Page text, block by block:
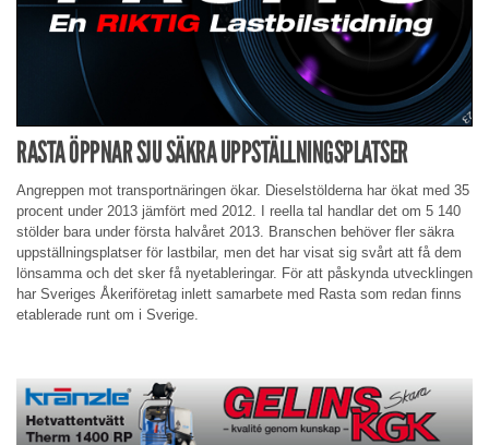
RASTA ÖPPNAR SJU SÄKRA UPPSTÄLLNINGSPLATSER
Angreppen mot transportnäringen ökar. Dieselstölderna har ökat med 35
procent under 2013 jämfört med 2012. I reella tal handlar det om 5 140
stölder bara under första halvåret 2013. Branschen behöver fler säkra
uppställningsplatser för lastbilar, men det har visat sig svårt att få dem
lönsamma och det sker få nyetableringar. För att påskynda utvecklingen
har Sveriges Åkeriföretag inlett samarbete med Rasta som redan finns
etablerade runt om i Sverige.